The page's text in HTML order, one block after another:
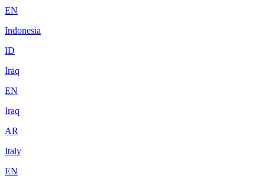
EN
Indonesia
ID
Iraq
EN
Iraq
AR
Italy
EN